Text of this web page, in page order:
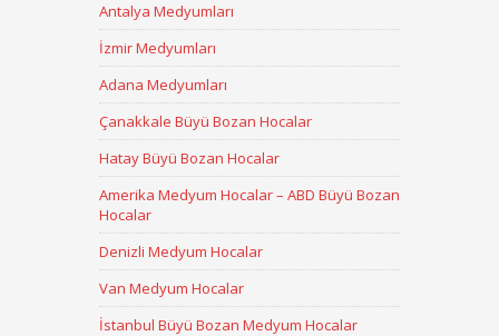
Antalya Medyumları
İzmir Medyumları
Adana Medyumları
Çanakkale Büyü Bozan Hocalar
Hatay Büyü Bozan Hocalar
Amerika Medyum Hocalar – ABD Büyü Bozan
Hocalar
Denizli Medyum Hocalar
Van Medyum Hocalar
İstanbul Büyü Bozan Medyum Hocalar